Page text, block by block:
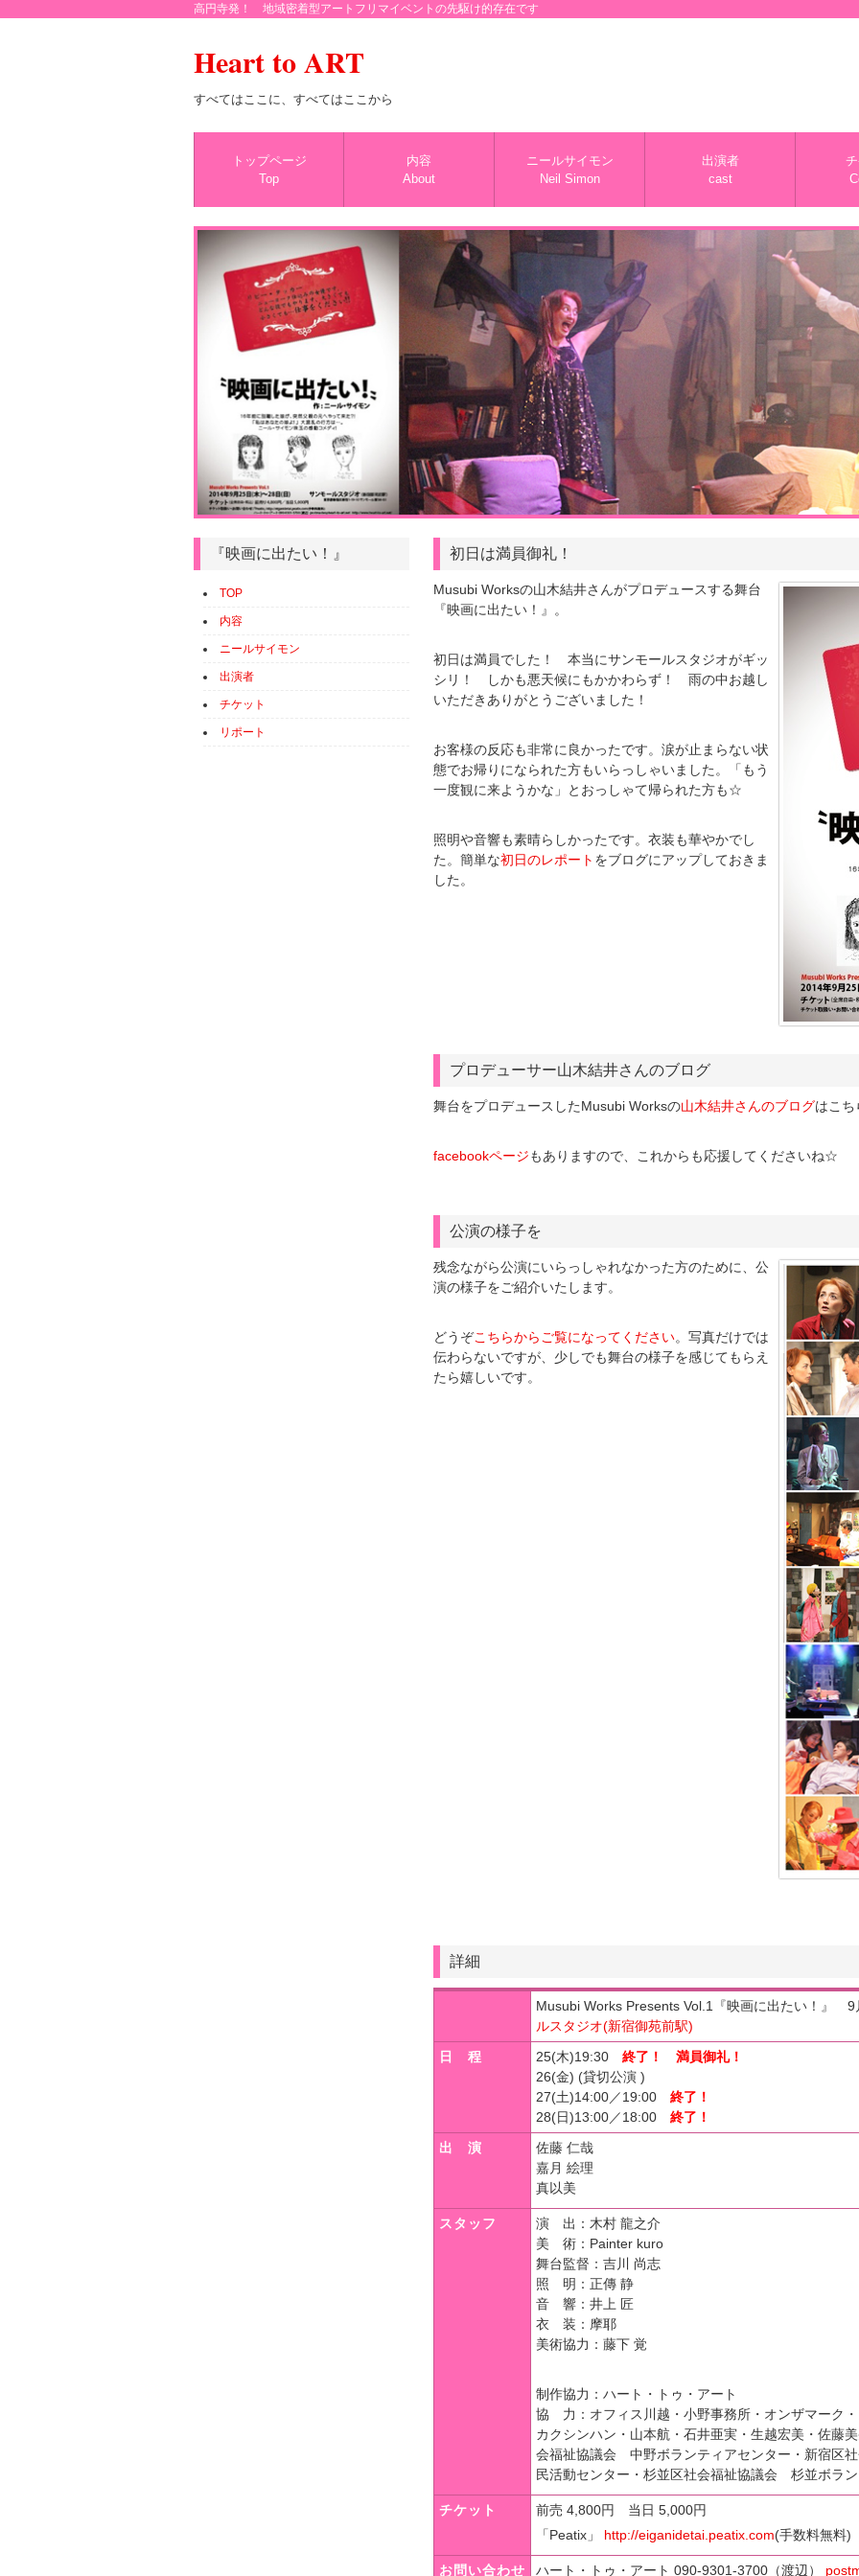
高円寺発！ 地域密着型アートフリマイベントの先駆け的存在です
Heart to ART
すべてはここに、すべてはここから
トップページ
Top
内容
About
ニールサイモン
Neil Simon
出演者
cast
初日は満員御礼！
Musubi Worksの山木結井さんがプロデュースする舞台
『映画に出たい！』。
初日は満員でした！ 本当にサンモールスタジオがギッ
シリ！ しかも悪天候にもかかわらず！ 雨の中お越し
いただきありがとうございました！
お客様の反応も非常に良かったです。涙が止まらない状
態でお帰りになられた方もいらっしゃいました。「もう
一度観に来ようかな」とおっしゃて帰られた方も☆
照明や音響も素晴らしかったです。衣装も華やかでし
た。簡単な初日のレポート をブログにアップしておきま
した。
プロデューサー山木結井さんのブログ
舞台をプロデュースしたMusubi Worksの山木結井さんのブログはこち
facebookページもありますので、これからも応援してくださいね☆
公演の様子を
残念ながら公演にいらっしゃれなかった方のために、公
演の様子をご紹介いたします。
どうぞこちらからご覧になってください。写真だけでは
伝わらないですが、少しでも舞台の様子を感じてもらえ
たら嬉しいです。
詳細
Musubi Works Presents Vol.1『映画に出たい！
ルスタジオ(新宿御苑前駅)
日 程
25(木)19:30 終了！ 満員御礼！
26(金) (貸切公演 )
27(土)14:00／19:00 終了！
28(日)13:00／18:00 終了！
出 演
佐藤 仁哉
嘉月 絵理
真以美
スタッフ 演 出 ：木村 龍之介
美 術 ：Painter kuro
舞台監督 ：吉川 尚志
照 明 ：正傳 静
音 響 ：井上 匠
衣 装 ：摩耶
美術協力 ：藤下 覚
制作協力 ：ハート・トゥ・アート
協 力 ：オフィス川越・小野事務所・オンザマーク
カクシンハン・山本航・石井亜実・生越宏美・佐藤
会福祉協議会 中野ボランティアセンター・新宿区
民活動センター・杉並区社会福祉協議会 杉並ボラ
チケット
前売 4,800円 当日 5,000円
「Peatix」
http://eiganidetai.peatix.com(手数料無料)
お問い合わせ ハート・トゥ・アート 090-9301-3700（渡辺）
『映画に出たい！』
TOP
内容
ニールサイモン
出演者
チケット
リポート